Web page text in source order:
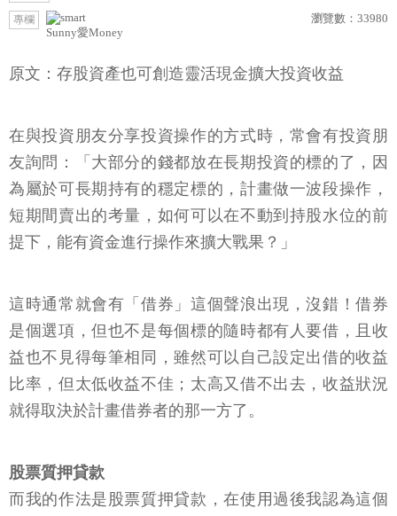
專欄
Sunny愛Money
瀏覽數： 33980
原文：存股資產也可創造靈活現金擴大投資收益
在與投資朋友分享投資操作的方式時，常會有投資朋
友詢問：「大部分的錢都放在長期投資的標的了，因
為屬於可長期持有的穩定標的，計畫做一波段操作，
短期間賣出的考量，如何可以在不動到持股水位的前
提下，能有資金進行操作來擴大戰果？」
這時通常就會有「借券」這個聲浪出現，沒錯！借券
是個選項，但也不是每個標的隨時都有人要借，且收
益也不見得每筆相同，雖然可以自己設定出借的收益
比率，但太低收益不佳；太高又借不出去，收益狀況
就得取決於計畫借券者的那一方了。
股票質押貸款
而我的作法是股票質押貸款，在使用過後我認為這個